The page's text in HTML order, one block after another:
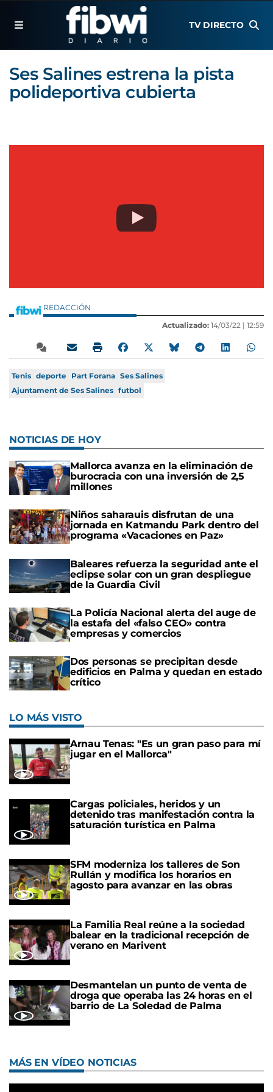
TV DIRECTO
Ses Salines estrena la pista
polideportiva cubierta
REDACCIÓN
Actualizado: 14/03/22 | 12:59
Tenis deporte Part Forana Ses Salines
Ajuntament de Ses Salines futbol
NOTICIAS DE HOY
Mallorca avanza en la eliminación de
burocracia con una inversión de 2,5
millones
Niños saharauis disfrutan de una
jornada en Katmandu Park dentro del
programa «Vacaciones en Paz»
Baleares refuerza la seguridad ante el
eclipse solar con un gran despliegue
de la Guardia Civil
La Policía Nacional alerta del auge de
la estafa del «falso CEO» contra
empresas y comercios
Dos personas se precipitan desde
edificios en Palma y quedan en estado
crítico
LO MÁS VISTO
Arnau Tenas: "Es un gran paso para mí
jugar en el Mallorca"
Cargas policiales, heridos y un
detenido tras manifestación contra la
saturación turística en Palma
SFM moderniza los talleres de Son
Rullán y modifica los horarios en
agosto para avanzar en las obras
La Familia Real reúne a la sociedad
balear en la tradicional recepción de
verano en Marivent
Desmantelan un punto de venta de
droga que operaba las 24 horas en el
barrio de La Soledad de Palma
MÁS EN VÍDEO NOTICIAS